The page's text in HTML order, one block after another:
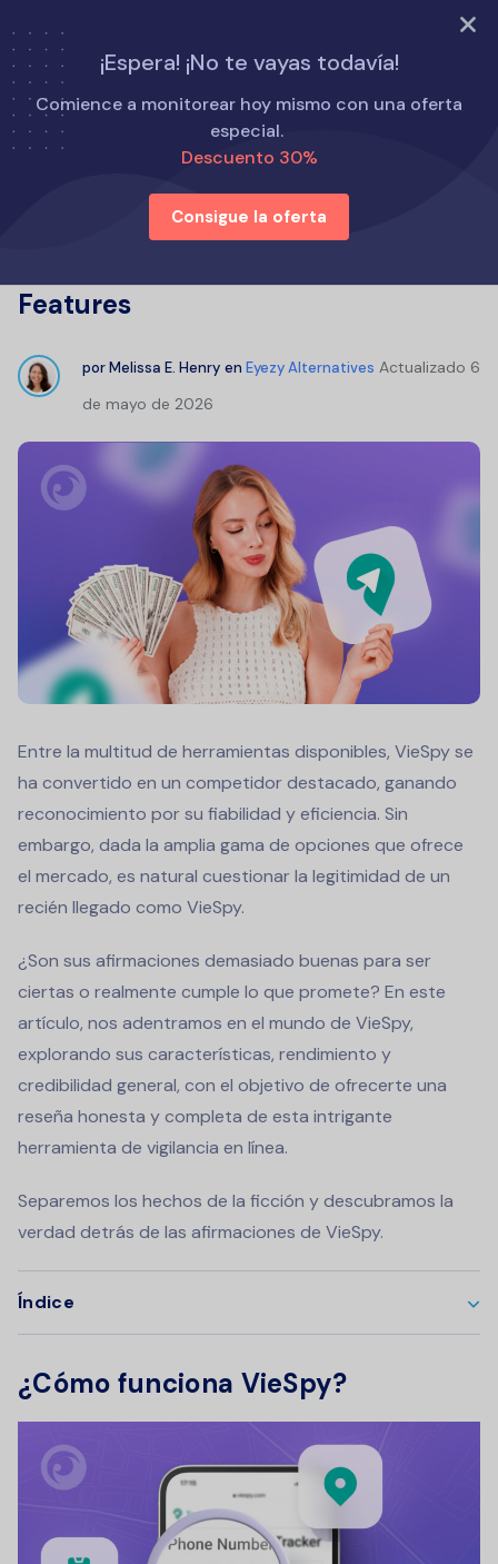
PRUEBA AHORA
¡Espera! ¡No te vayas todavía!
Comience a monitorear hoy mismo con una oferta
especial.
Descuento 30%
Consigue la oferta
Inicio
Alternativas a Eyezy
VieSpy Phone Tracker Review: Does VieSpy Work? Honest
Analysis & Features
VieSpy Phone Tracker Review: Does
Features
porMelissa E. Henry en Eyezy Alternatives Actualizado 6
de mayo de 2026
Entre la multitud de herramientas disponibles, VieSpy se
ha convertido en un competidor destacado, ganando
reconocimiento por su fiabilidad y eficiencia. Sin
embargo, dada la amplia gama de opciones que ofrece
el mercado, es natural cuestionar la legitimidad de un
recién llegado como VieSpy.
¿Son sus afirmaciones demasiado buenas para ser
ciertas o realmente cumple lo que promete? En este
artículo, nos adentramos en el mundo de VieSpy,
explorando sus características, rendimiento y
credibilidad general, con el objetivo de ofrecerte una
reseña honesta y completa de esta intrigante
herramienta de vigilancia en línea.
Separemos los hechos de la ficción y descubramos la
verdad detrás de las afirmaciones de VieSpy.
Índice
¿Cómo funciona VieSpy?